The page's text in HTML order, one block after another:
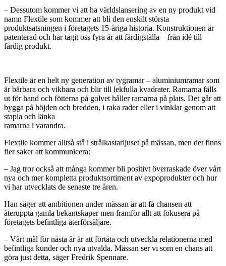
– Dessutom kommer vi att ha världslansering av en ny produkt vid
namn Flextile som kommer att bli den enskilt största
produktsatsningen i företagets 15-åriga historia. Konstruktionen är
patenterad och har tagit oss fyra år att färdigställa – från idé till
färdig produkt.
Flextile är en helt ny generation av tygramar – aluminiumramar som
är bärbara och vikbara och blir till lekfulla kvadrater. Ramarna fälls
ut för hand och fötterna på golvet håller ramarna på plats. Det går att
bygga på höjden och bredden, i raka rader eller i vinklar genom att
stapla och länka
ramarna i varandra.
Flextile kommer alltså stå i strålkastarljuset på mässan, men det finns
fler saker att kommunicera:
– Jag tror också att många kommer bli positivt överraskade över vårt
nya och mer kompletta produktsortiment av expoprodukter och hur
vi har utvecklats de senaste tre åren.
Han säger att ambitionen under mässan är att få chansen att
återuppta gamla bekantskaper men framför allt att fokusera på
företagets befintliga återförsäljare.
– Vårt mål för nästa år är att förtäta och utveckla relationerna med
befintliga kunder och nya utvalda. Mässan ser vi som en chans att
göra just detta, säger Fredrik Spennare.